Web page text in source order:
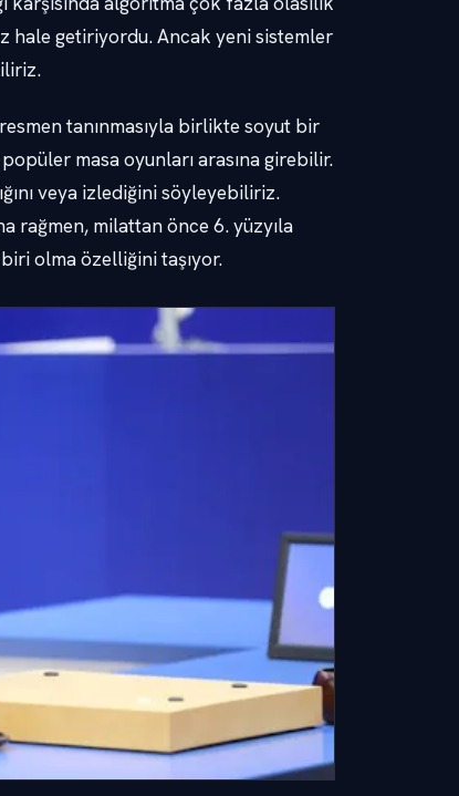
hale getiriyordu. Ancak yeni sistemler
tanınmasıyla birlikte soyut bir
masa oyunları arasına girebilir.
veya izlediğini söyleyebiliriz.
rağmen, milattan önce 6. yüzyıla
olma özelliğini taşıyor.